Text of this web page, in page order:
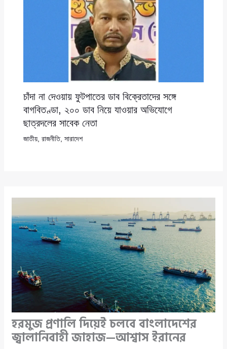
চাঁদা না দেওয়ায় ফুটপাতের ডাব বিক্রেতাদের সঙ্গে
বাগবিতণ্ডা, ২০০ ডাব নিয়ে যাওয়ার অভিযোগে
ছাত্রদলের সাবেক নেতা
জাতীয়, রাজনীতি, সারাদেশ
হরমুজ প্রণালি দিয়েই চলবে বাংলাদেশের
জ্বালানিবাহী জাহাজ—আশ্বাস ইরানের